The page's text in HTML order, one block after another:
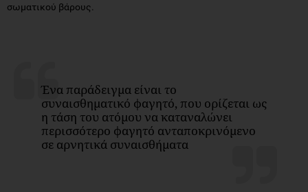
σωματικού βάρους.
Ένα παράδειγμα είναι το
συναισθηματικό φαγητό, που ορίζεται ως
η τάση του ατόμου να καταναλώνει
περισσότερο φαγητό ανταποκρινόμενο
σε αρνητικά συναισθήματα